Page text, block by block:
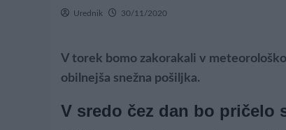
Urednik 30/11/2020
V torek bomo zakorakali v
obilnejša snežna pošiljka.
V sredo čez dan bo pričelo